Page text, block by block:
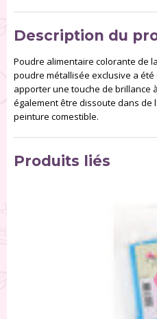
Description du
Poudre alimentaire colorante de
poudre métallisée exclusive a
apporter une touche de brillance
également être dissoute dans de
peinture comestible.
Produits liés